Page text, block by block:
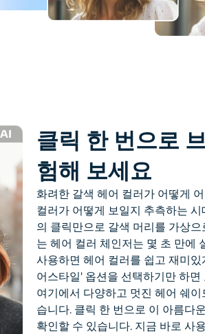
클릭 한 번으로
험해 보세요
화려한 갈색 헤어 컬러가 어떻게
컬러가 어떻게 보일지 추측하는
의 클릭만으로 갈색 머리를 가상
는 헤어 컬러 체인저는 몇 초 만에
사용하면 헤어 컬러를 쉽고 재미
어스타일' 옵션을 선택하기만 하
여기에서 다양하고 멋진 헤어 쉐
습니다. 클릭 한 번으로 이 아름다
확인할 수 있습니다. 지금 바로 사